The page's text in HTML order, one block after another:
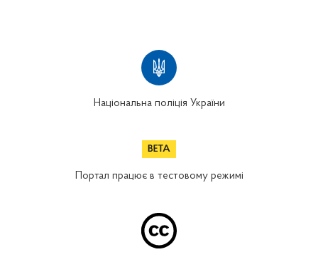
Національна поліція України
Портал працює в тестовому режимі